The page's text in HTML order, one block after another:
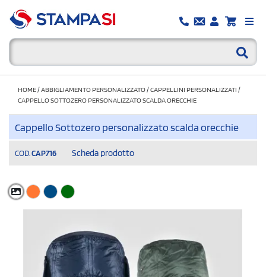
HOME/ABBIGLIAMENTO PERSONALIZZATO/CAPPELLINI PERSONALIZZATI /
CAPPELLO SOTTOZERO PERSONALIZZATO SCALDA ORECCHIE
Cappello Sottozero personalizzato scalda orecchie
COD. CAP716 Scheda prodotto